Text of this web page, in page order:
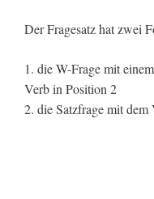
Der Fragesatz hat zwei
1. die W-Frage mit
Verb in Position 2
2. die Satzfrage mit